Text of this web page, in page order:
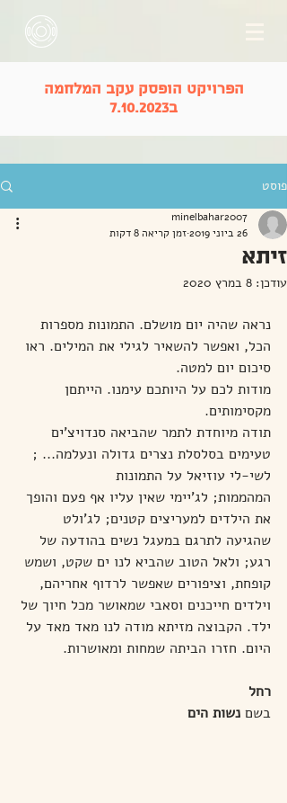
הפרויקט הופסק עקב המלחמה
ב7.10.2023
פוסט
זיתא
minelbahar2007
26 ביוני 2019
זמן קריאה 8 דקות
עודכן: 8 במרץ 2020
נראה שהיה יום מושלם. התמונות מספרות
הכל, ואפשר להשאיר לגילי את המילים. ראו
סיכום יום למטה.
מודות לכם על היותכם עימנו. הייתםן
מקסימותים.
תודה מיוחדת לתמר שהביאה סנדויצ'ים
טעימים בסלסלת נצרים גדולה ונעלמה... ;
לשי-לי עוזיאל על התמונות
המהממות; לג'יימי שאין עליו אף פעם והופך
את הילדים למעריצים קטנים; לג'ולט
שהגיעה לתרגם במעגל נשים בהודעה של
רגע; ולאל הטוב שהביא לנו ים שקט, ושמש
קופחת, וציפורים שאפשר לרדוף אחריהם,
וילדים חייכנים וסאבי שמאושר מכל חיוך של
ילד. הקבוצה מזיתא מודה לנו מאד מאד על
היום. חזרו הביתה שמחות ומאושרות.
רחל
בשם נשות הים